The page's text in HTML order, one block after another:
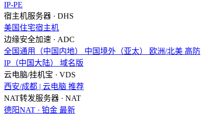
IP-PE
宿主机服务器 · DHS
美国住宅宿主机
边缘安全加速 · ADC
全国通用（中国内地）
中国境外（亚太） 欧洲/北美 高防
IP（中国大陆）
域名版
云电脑/挂机宝 · VDS
西安/成都 | 云电脑 推荐
NAT转发服务器 · NAT
德阳NAT · 铂金 最新